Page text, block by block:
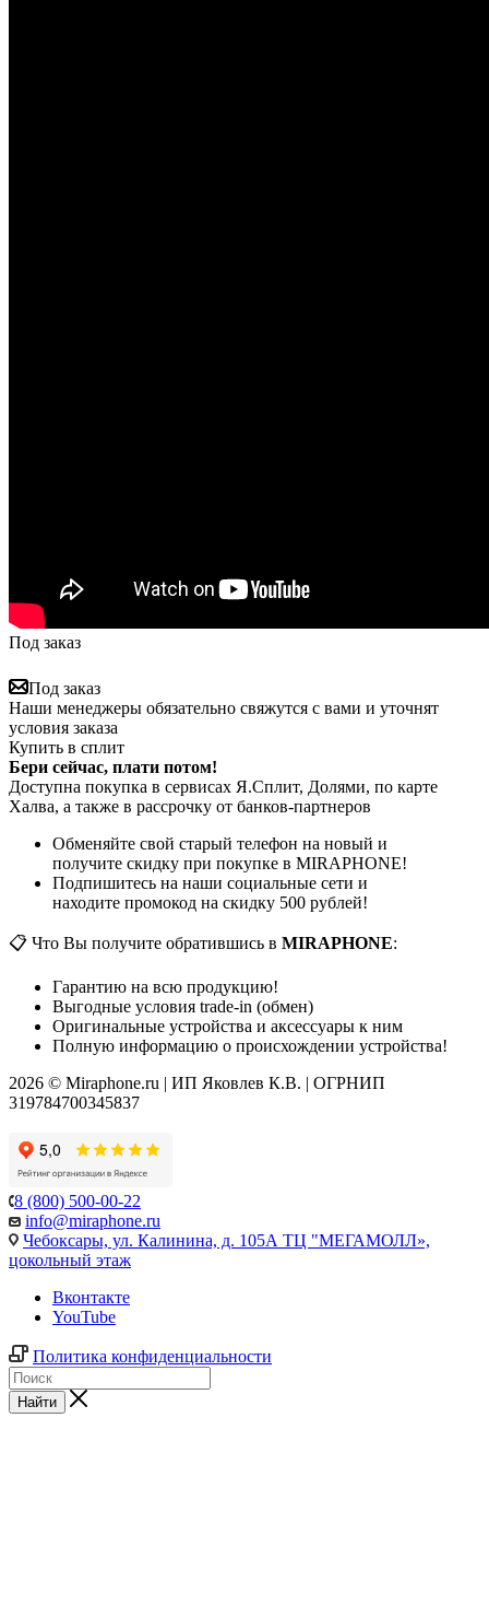
Под заказ
Под заказ
Наши менеджеры обязательно свяжутся с вами и уточнят
условия заказа
Купить в сплит
Бери сейчас, плати потом!
Доступна покупка в сервисах Я.Сплит, Долями, по карте
Халва, а также в рассрочку от банков-партнеров
Обменяйте свой старый телефон на новый и
получите скидку при покупке в MIRAPHONE!
Подпишитесь на наши социальные сети и
находите промокод на скидку 500 рублей!
📋 Что Вы получите обратившись в MIRAPHONE:
Гарантию на всю продукцию!
Выгодные условия trade-in (обмен)
Оригинальные устройства и аксессуары к ним
Полную информацию о происхождении устройства!
2026 © Miraphone.ru | ИП Яковлев К.В. | ОГРНИП
319784700345837
8 (800) 500-00-22
info@miraphone.ru
Чебоксары, ул. Калинина, д. 105А ТЦ "МЕГАМОЛЛ»,
цокольный этаж
Вконтакте
YouTube
Политика конфиденциальности
Найти